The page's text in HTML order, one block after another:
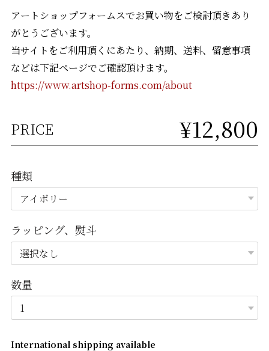
アートショップフォームスでお買い物をご検討頂きあり
がとうございます。
当サイトをご利用頂くにあたり、納期、送料、留意事項
などは下記ページでご確認頂けます。
https://www.artshop-forms.com/about
PRICE ¥12,800
種類
ラッピング、熨斗
数量
International shipping available